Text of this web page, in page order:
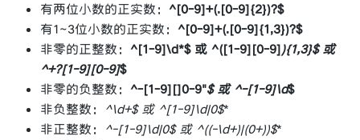
有两位小数的正实数： ^[0-9]+(.[0-9]{2})?$
有1~3位小数的正实数： ^[0-9]+(.[0-9]{1,3})?$
非零的正整数： ^[1-9]\d*$ 或 ^([1-9][0-9]){1,3}$ 或
^+?[1-9][0-9]$
非零的负整数： ^-[1-9][]0-9"$ 或 ^-[1-9]\d$
非负整数： ^\d+$ 或 ^[1-9]\d|0$*
非正整数： ^-[1-9]\d|0$ 或 ^((-\d+)|(0+))$*